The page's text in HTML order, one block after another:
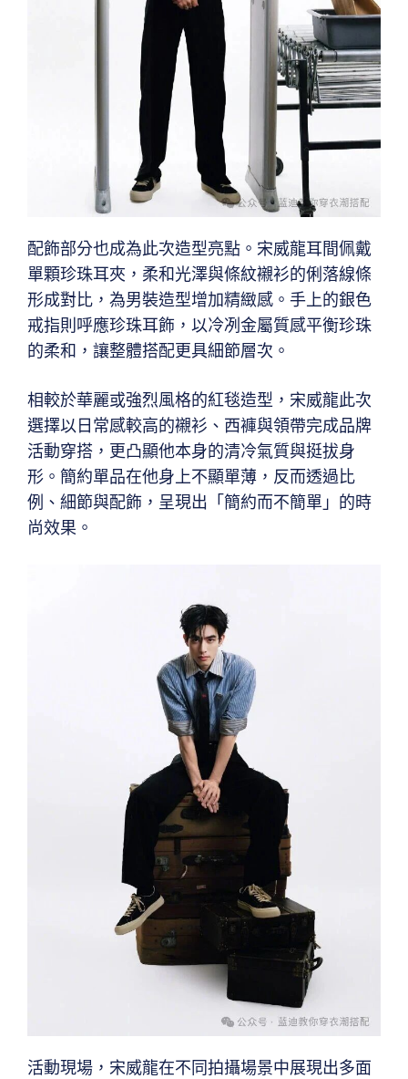
配飾部分也成為此次造型亮點。宋威龍耳間佩戴
單顆珍珠耳夾，柔和光澤與條紋襯衫的俐落線條
形成對比，為男裝造型增加精緻感。手上的銀色
戒指則呼應珍珠耳飾，以冷冽金屬質感平衡珍珠
的柔和，讓整體搭配更具細節層次。
相較於華麗或強烈風格的紅毯造型，宋威龍此次
選擇以日常感較高的襯衫、西褲與領帶完成品牌
活動穿搭，更凸顯他本身的清冷氣質與挺拔身
形。簡約單品在他身上不顯單薄，反而透過比
例、細節與配飾，呈現出「簡約而不簡單」的時
尚效果。
活動現場，宋威龍在不同拍攝場景中展現出多面